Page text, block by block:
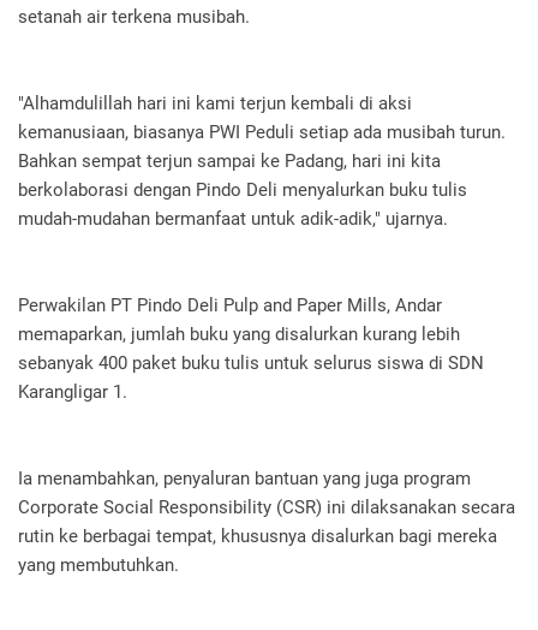
setanah air terkena musibah.
"Alhamdulillah hari ini kami terjun kembali di aksi
kemanusiaan, biasanya PWI Peduli setiap ada musibah turun.
Bahkan sempat terjun sampai ke Padang, hari ini kita
berkolaborasi dengan Pindo Deli menyalurkan buku tulis
mudah-mudahan bermanfaat untuk adik-adik," ujarnya.
Perwakilan PT Pindo Deli Pulp and Paper Mills, Andar
memaparkan, jumlah buku yang disalurkan kurang lebih
sebanyak 400 paket buku tulis untuk selurus siswa di SDN
Karangligar 1.
Ia menambahkan, penyaluran bantuan yang juga program
Corporate Social Responsibility (CSR) ini dilaksanakan secara
rutin ke berbagai tempat, khususnya disalurkan bagi mereka
yang membutuhkan.